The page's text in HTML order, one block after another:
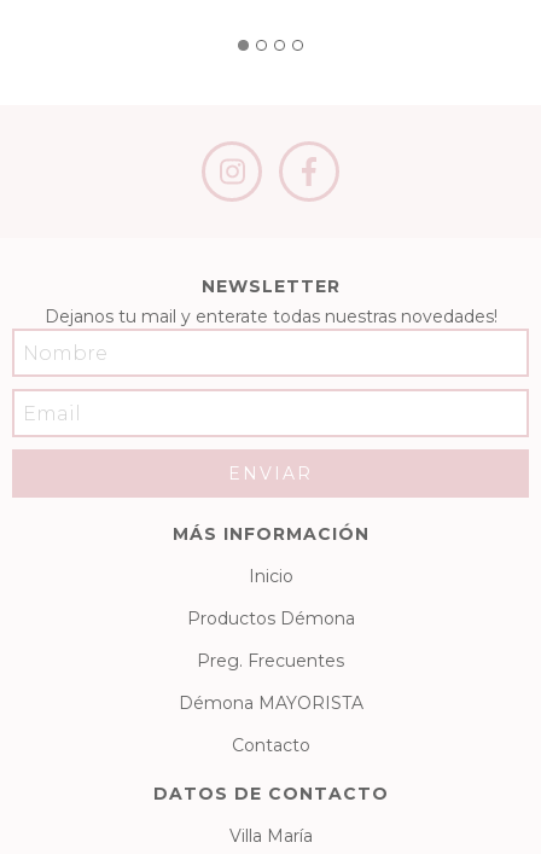
NEWSLETTER
Dejanos tu mail y enterate todas nuestras novedades!
MÁS INFORMACIÓN
Inicio
Productos Démona
Preg. Frecuentes
Démona MAYORISTA
Contacto
DATOS DE CONTACTO
Villa María